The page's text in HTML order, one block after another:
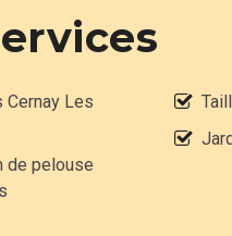
Cernay Les
de pelouse